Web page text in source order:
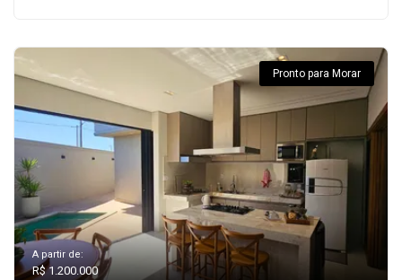
Pronto para Morar
A partir de:
R$ 1.200.000